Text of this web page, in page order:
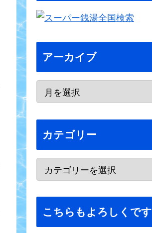
アーカイブ
カテゴリー
こちらもよろしくです